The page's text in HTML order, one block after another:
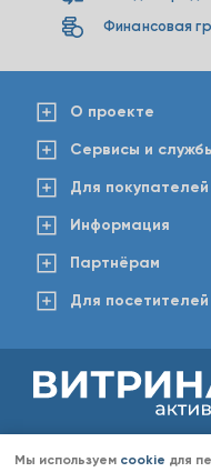
Финансовая
О проекте
Сервисы и
Для покупателей
Информация
Партнёрам
Для посетителей
является публичной офертой,
Мы используем cookie для